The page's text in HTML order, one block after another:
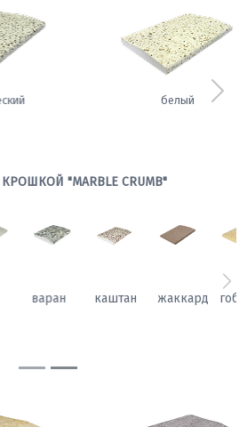
теплый
"MARBLE CRUMB"
вуаль сизаль атлас